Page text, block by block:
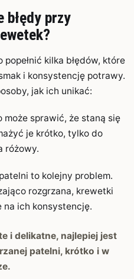
błędy przy
kilka błędów, które
i konsystencję potrawy.
jak ich unikać:
może sprawić, że staną się
je krótko, tylko do
różowy.
to kolejny problem.
rozgrzana, krewetki
na ich konsystencję.
i delikatne, najlepiej jest
patelni, krótko i w